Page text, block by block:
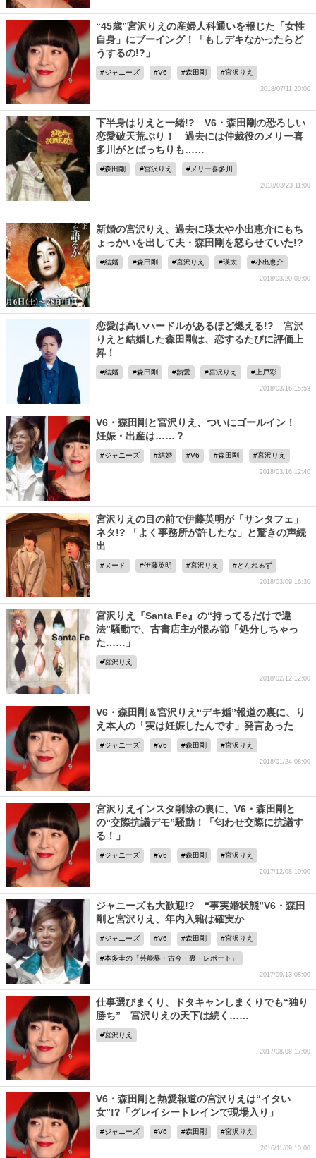
“45歳”宮沢りえの産婦人科通いを報じた「女性
自身」にブーイング！「もしデキなかったらど
うするの!?」
ジャニーズ V6 森田剛 宮沢りえ
2018/07/11 20:00
下半身はりえと一緒!? V6・森田剛の恐ろしい
恋愛破天荒ぶり！ 過去には仲裁役のメリー喜
多川がとばっちりも……
森田剛 宮沢りえ メリー喜多川
2018/03/23 11:00
新婚の宮沢りえ、過去に瑛太や小出恵介にもち
ょっかいを出して夫・森田剛を怒らせていた!?
結婚 森田剛 宮沢りえ 瑛太 小出恵介
2018/03/20 09:00
恋愛は高いハードルがあるほど燃える!? 宮沢
りえと結婚した森田剛は、恋するたびに評価上
昇！
結婚 森田剛 熱愛 宮沢りえ 上戸彩
2018/03/16 15:53
V6・森田剛と宮沢りえ、ついにゴールイン！
妊娠・出産は……？
ジャニーズ 結婚 V6 森田剛 宮沢りえ
2018/03/16 12:40
宮沢りえの目の前で伊藤英明が「サンタフェ」
ネタ!? 「よく事務所が許したな」と驚きの声続
出
ヌード 伊藤英明 宮沢りえ とんねるず
2018/03/09 16:30
宮沢りえ『Santa Fe』の“持ってるだけで違
法”騒動で、古書店主が恨み節「処分しちゃっ
た……」
宮沢りえ
2018/02/12 12:00
V6・森田剛＆宮沢りえ“デキ婚”報道の裏に、り
え本人の「実は妊娠したんです」発言あった
ジャニーズ V6 森田剛 宮沢りえ
2018/01/24 08:00
宮沢りえインスタ削除の裏に、V6・森田剛と
の“交際抗議デモ”騒動！「匂わせ交際に抗議す
る！」
ジャニーズ V6 森田剛 宮沢りえ
2017/12/08 10:00
ジャニーズも大歓迎!? “事実婚状態”V6・森田
剛と宮沢りえ、年内入籍は確実か
ジャニーズ V6 森田剛 宮沢りえ
本多圭の「芸能界・古今・裏・レポート」
2017/09/13 08:00
仕事選びまくり、ドタキャンしまくりでも“独り
勝ち” 宮沢りえの天下は続く……
宮沢りえ
2017/08/08 17:00
V6・森田剛と熱愛報道の宮沢りえは“イタい
女”!?「グレイシートレインで現場入り」
ジャニーズ V6 森田剛 宮沢りえ
2016/11/09 10:00